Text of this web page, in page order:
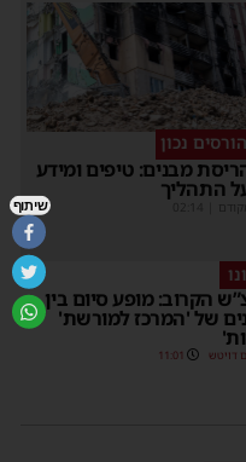
הורסים נכון
מבנים: טיפים ומידע
התהליך
מקודם
הקרוב: מופע סיום בין
של 'המרכז למורשת'
דויטש 11:01
שיתוף